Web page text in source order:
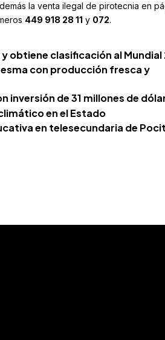
la venta ilegal de pirotecnia en
449 918 28 11 y 072.
obtiene clasificación al Mundial
con producción fresca y
de 31 millones de
en el Estado
en telesecundaria de